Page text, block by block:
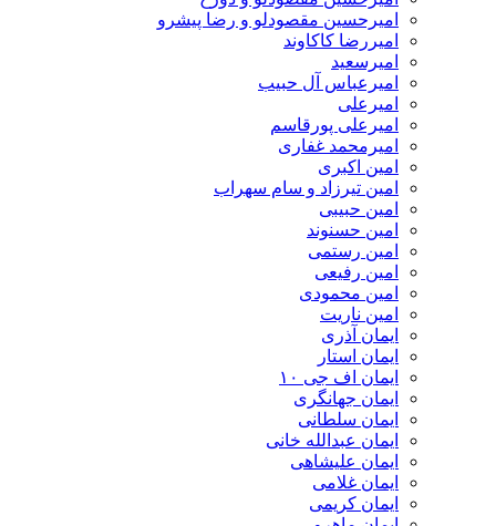
امیرحسین مقصودلو و رضا پیشرو
امیررضا کاکاوند
امیرسعید
امیرعباس آل حبیب
امیرعلی
امیرعلی پورقاسم
امیرمحمد غفاری
امین اکبری
امین تیرزاد و سام سهراب
امین حبیبی
امین حسنوند
امین رستمی
امین رفیعی
امین محمودی
امین ناریت
ایمان آذری
ایمان استار
ایمان اف جی ۱۰
ایمان جهانگری
ایمان سلطانی
ایمان عبدالله خانی
ایمان علیشاهی
ایمان غلامی
ایمان کریمی